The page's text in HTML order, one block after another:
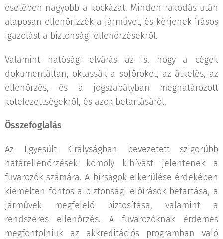
esetében nagyobb a kockázat. Minden rakodás után
alaposan ellenőrizzék a járművet, és kérjenek írásos
igazolást a biztonsági ellenőrzésekről.
Valamint hatósági elvárás az is, hogy a cégek
dokumentáltan, oktassák a sofőröket, az átkelés, az
ellenőrzés, és a jogszabályban meghatározott
kötelezettségekről, és azok betartásáról.
Összefoglalás
Az Egyesült Királyságban bevezetett szigorúbb
határellenőrzések komoly kihívást jelentenek a
fuvarozók számára. A bírságok elkerülése érdekében
kiemelten fontos a biztonsági előírások betartása, a
járművek megfelelő biztosítása, valamint a
rendszeres ellenőrzés. A fuvarozóknak érdemes
megfontolniuk az akkreditációs programban való